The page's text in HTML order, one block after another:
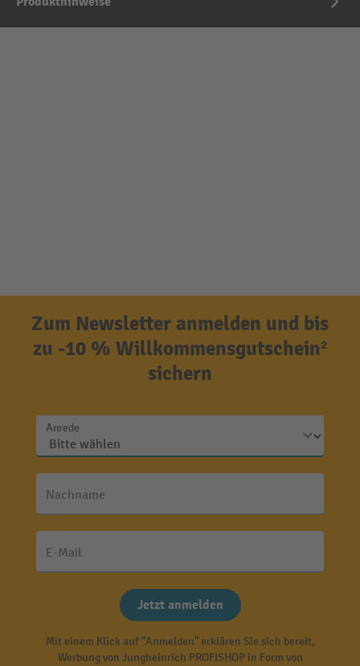
Zum Newsletter anmelden und bis
zu -10 % Willkommensgutschein²
sichern
Anrede
Nachname
E-Mail
Jetzt anmelden
Mit einem Klick auf "Anmelden" erklären Sie sich bereit,
Werbung von Jungheinrich PROFISHOP in Form von